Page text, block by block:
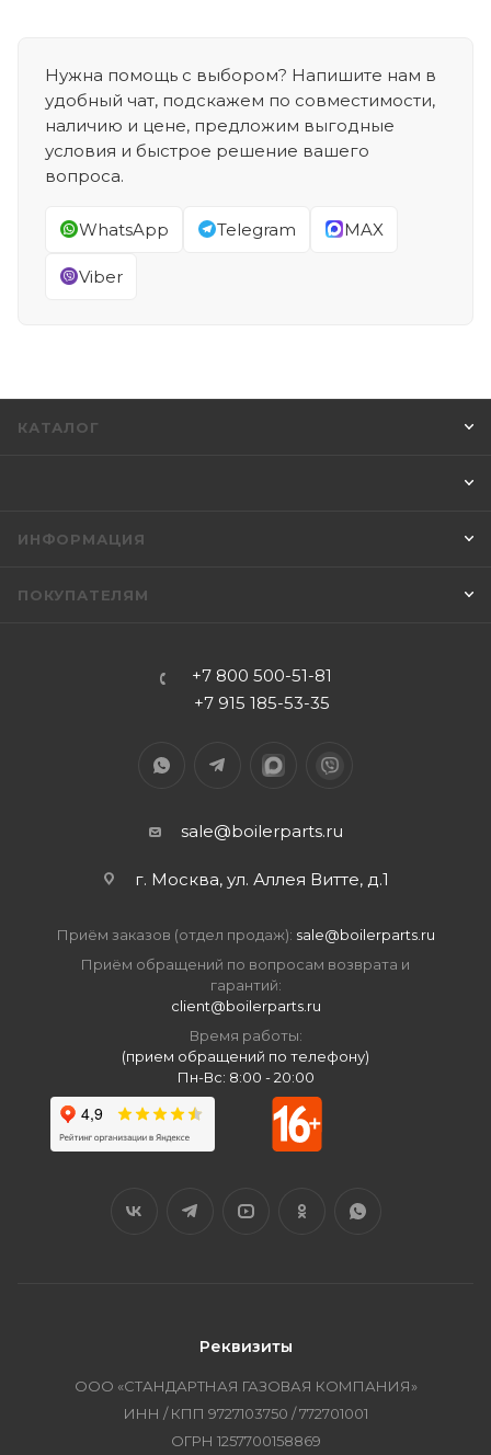
Нужна помощь с выбором? Напишите нам в
удобный чат, подскажем по совместимости,
наличию и цене, предложим выгодные
условия и быстрое решение вашего
вопроса.
WhatsApp Telegram MAX
Viber
КАТАЛОГ
ИНФОРМАЦИЯ
ПОКУПАТЕЛЯМ
+7 800 500-51-81
+7 915 185-53-35
sale@boilerparts.ru
г. Москва, ул. Аллея Витте, д.1
Приём заказов (отдел продаж): sale@boilerparts.ru
Приём обращений по вопросам возврата и
гарантий:
client@boilerparts.ru
Время работы:
(прием обращений по телефону)
Пн-Вс: 8:00 - 20:00
Реквизиты
ООО «СТАНДАРТНАЯ ГАЗОВАЯ КОМПАНИЯ»
ИНН / КПП 9727103750 / 772701001
ОГРН 1257700158869